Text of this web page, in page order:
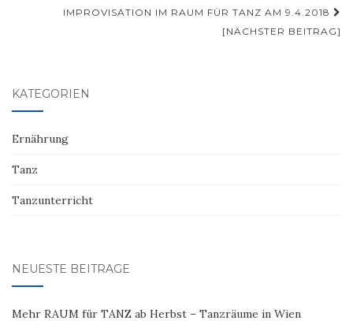
IMPROVISATION IM RAUM FÜR TANZ AM 9.4.2018
[NÄCHSTER BEITRAG]
KATEGORIEN
Ernährung
Tanz
Tanzunterricht
NEUESTE BEITRÄGE
Mehr RAUM für TANZ ab Herbst – Tanzräume in Wien